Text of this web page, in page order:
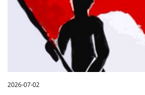
2026-07-02